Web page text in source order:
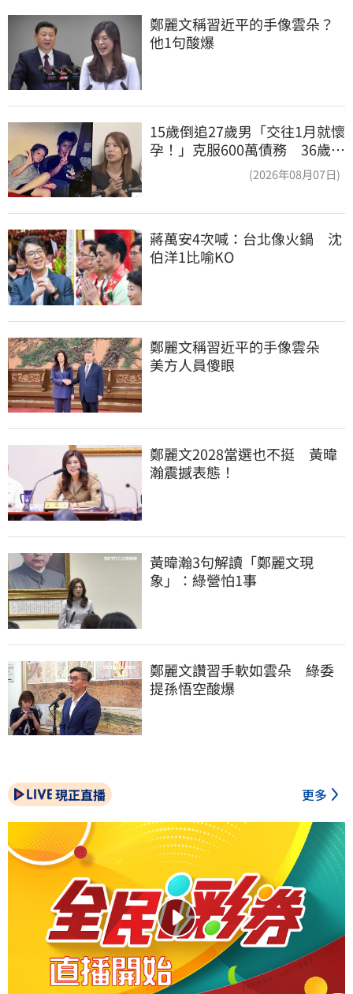
鄭麗文稱習近平的手像雲朵？
他1句酸爆
15歲倒追27歲男「交往1月就懷
孕！」克服600萬債務 36歲美
(2026年08月07日)
蔣萬安4次喊：台北像火鍋　沈
伯洋1比喻KO
鄭麗文稱習近平的手像雲朵
美方人員傻眼
鄭麗文2028當選也不挺　黃暐
瀚震撼表態！
黃暐瀚3句解讀「鄭麗文現
象」：綠營怕1事
鄭麗文讚習手軟如雲朵　綠委
提孫悟空酸爆
現正直播 更多